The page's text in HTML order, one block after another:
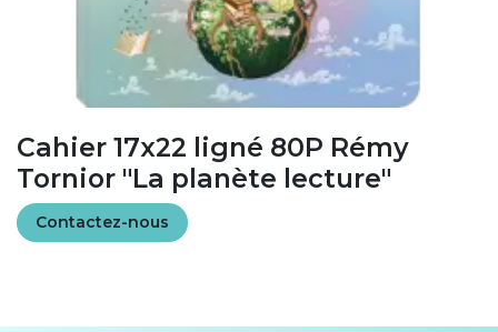
Cahier 17x22 ligné 80P Rémy
Tornior "La planète lecture"
Contactez-nous